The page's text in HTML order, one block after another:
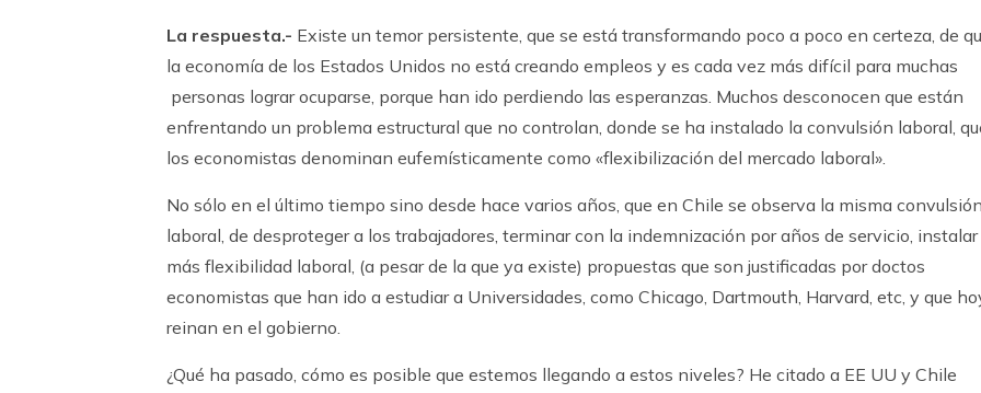
La respuesta.- Existe un temor persistente, que se está transformando poco a poco en certeza, de
la economía de los Estados Unidos no está creando empleos y es cada vez más difícil para muchas
personas lograr ocuparse, porque han ido perdiendo las esperanzas. Muchos desconocen que están
enfrentando un problema estructural que no controlan, donde se ha instalado la convulsión laboral,
los economistas denominan eufemísticamente como «flexibilización del mercado laboral».
No sólo en el último tiempo sino desde hace varios años, que en Chile se observa la misma convulsión
laboral, de desproteger a los trabajadores, terminar con la indemnización por años de servicio, instalar
más flexibilidad laboral, (a pesar de la que ya existe) propuestas que son justificadas por doctos
economistas que han ido a estudiar a Universidades, como Chicago, Dartmouth, Harvard, etc, y que
reinan en el gobierno.
¿Qué ha pasado, cómo es posible que estemos llegando a estos niveles? He citado a EE UU y Chile